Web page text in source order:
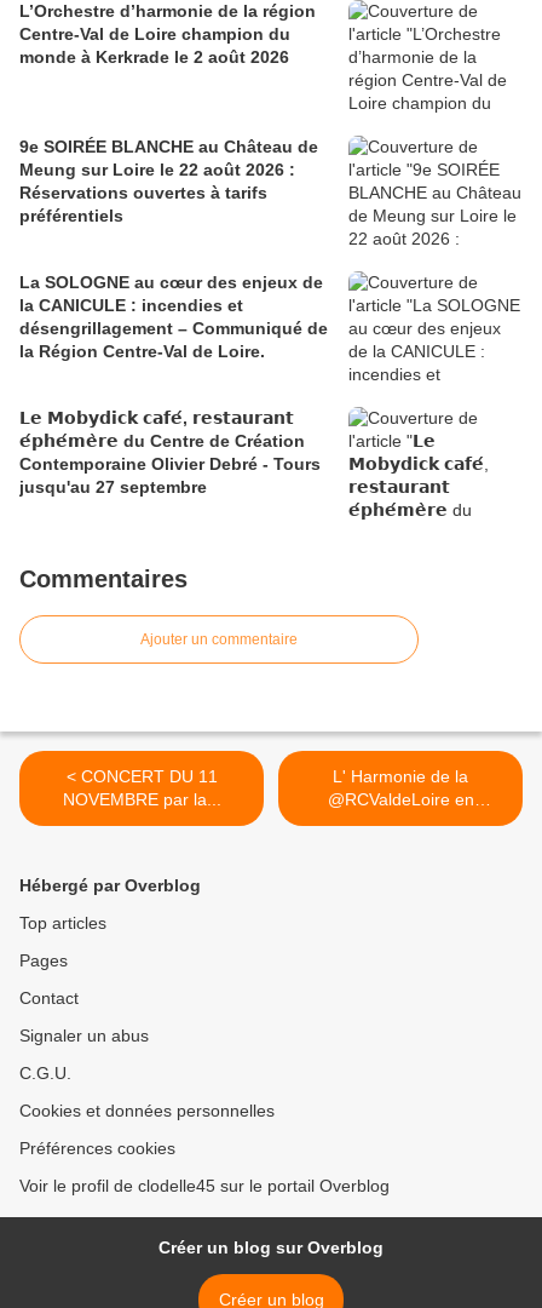
L’Orchestre d’harmonie de la région
Centre-Val de Loire champion du
monde à Kerkrade le 2 août 2026
9e SOIRÉE BLANCHE au Château de
Meung sur Loire le 22 août 2026 :
Réservations ouvertes à tarifs
préférentiels
La SOLOGNE au cœur des enjeux de
la CANICULE : incendies et
désengrillagement – Communiqué de
la Région Centre-Val de Loire.
𝗟𝗲 𝗠𝗼𝗯𝘆𝗱𝗶𝗰𝗸 𝗰𝗮𝗳𝗲́, 𝗿𝗲𝘀𝘁𝗮𝘂𝗿𝗮𝗻𝘁
𝗲́𝗽𝗵𝗲́𝗺𝗲̀𝗿𝗲 du Centre de Création
Contemporaine Olivier Debré - Tours
jusqu'au 27 septembre
Commentaires
Ajouter un commentaire
< CONCERT DU 11
NOVEMBRE par la...
L' Harmonie de la
@RCValdeLoire en
résidence à... >
Hébergé par Overblog
Top articles
Pages
Contact
Signaler un abus
C.G.U.
Cookies et données personnelles
Préférences cookies
Voir le profil de clodelle45 sur le portail Overblog
Créer un blog sur Overblog
Créer un blog